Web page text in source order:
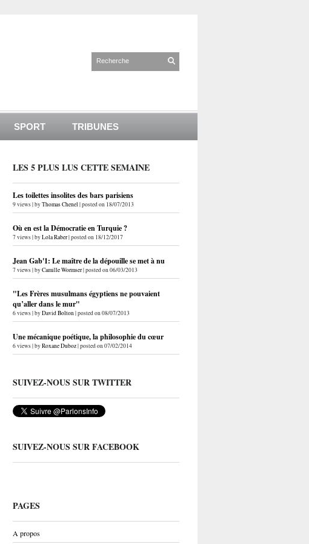
SPORT TRIBUNES
LES 5 PLUS LUS CETTE SEMAINE
Les toilettes insolites des bars parisiens
9 views|byThomas Chenel |posted on 18/07/2013
Où en est la Démocratie en Turquie ?
7 views|byLola Raber|posted on 18/12/2017
Jean Gab'1: Le maître de la dépouille se met à nu
7 views|byCamille Wormser|posted on 06/03/2013
"Les Frères musulmans égyptiens ne pouvaient
qu’aller dans le mur"
6 views|byDavid Bolton|posted on 08/07/2013
Une mécanique poétique, la philosophie du cœur
6 views|byRoxane Duboz|posted on 07/02/2014
SUIVEZ-NOUS SUR TWITTER
SUIVEZ-NOUS SUR FACEBOOK
PAGES
A propos